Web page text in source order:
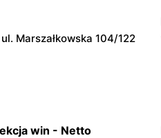
Marszałkowska 104/122
win - Netto